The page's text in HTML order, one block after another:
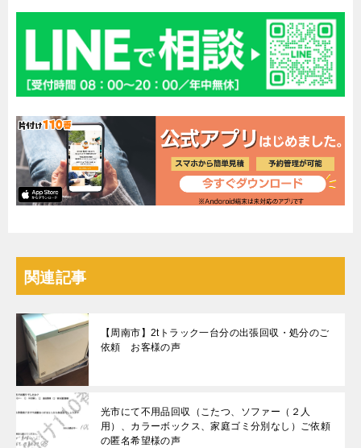
関連記事
【周南市】2tトラック一台分の出張回収・処分のご
依頼 お客様の声
光市にて不用品回収（こたつ、ソファー（２人
用）、カラーボックス、家庭ゴミ分別なし）ご依頼
の匿名希望様の声